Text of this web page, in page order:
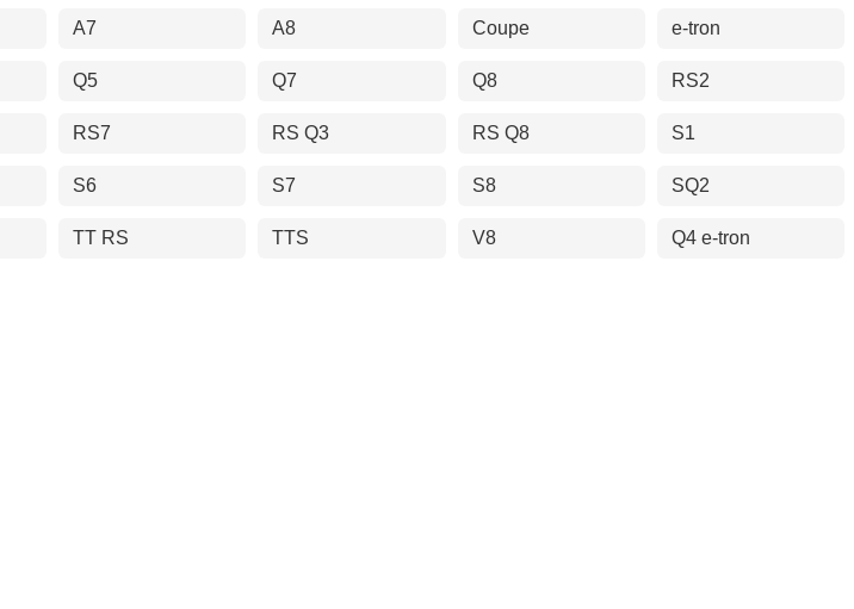
A7 A8 Coupe e-tron
Q5 Q7 Q8 RS2
RS7 RS Q3 RS Q8 S1
S6 S7 S8 SQ2
TT RS TTS V8 Q4 e-tron